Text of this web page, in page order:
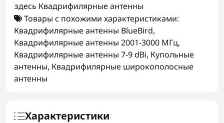
здесь Квадрифилярные антенны
Товары с похожими характеристиками:
Квадрифилярные антенны BlueBird,
Квадрифилярные антенны 2001-3000 МГц,
Квадрифилярные антенны 7-9 dBi, Купольные
антенны, Квадрифилярные широкополосные
антенны
Характеристики